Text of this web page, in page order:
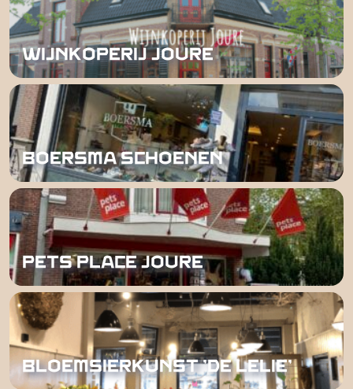
WIJNKOPERIJ JOURE
BOERSMA SCHOENEN
PETS PLACE JOURE
BLOEMSIERKUNST 'DE LELIE'